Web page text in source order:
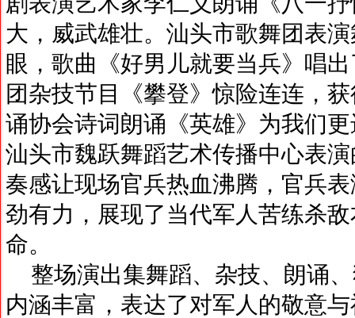
大，威武雄壮。汕头市歌舞团表
眼，歌曲《好男儿就要当兵》唱
团杂技节目《攀登》惊险连连，
诵协会诗词朗诵《英雄》为我们
汕头市魏跃舞蹈艺术传播中心表
奏感让现场官兵热血沸腾，官兵
劲有力，展现了当代军人苦练杀
命。
整场演出集舞蹈、杂技、朗诵
内涵丰富，表达了对军人的敬意